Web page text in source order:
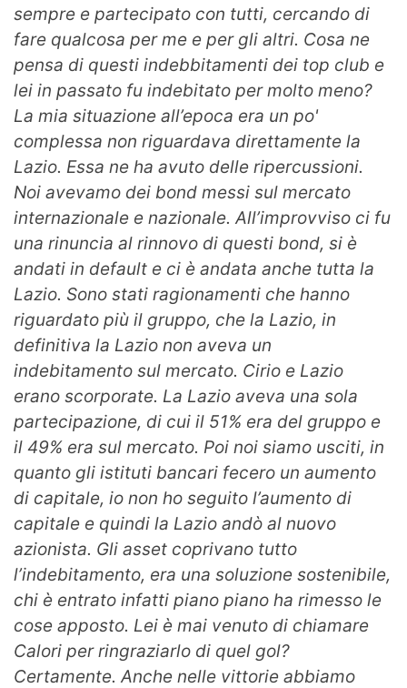
sempre e partecipato con tutti, cercando di
fare qualcosa per me e per gli altri. Cosa ne
pensa di questi indebbitamenti dei top club e
lei in passato fu indebitato per molto meno?
La mia situazione all’epoca era un po'
complessa non riguardava direttamente la
Lazio. Essa ne ha avuto delle ripercussioni.
Noi avevamo dei bond messi sul mercato
internazionale e nazionale. All’improvviso ci fu
una rinuncia al rinnovo di questi bond, si è
andati in default e ci è andata anche tutta la
Lazio. Sono stati ragionamenti che hanno
riguardato più il gruppo, che la Lazio, in
definitiva la Lazio non aveva un
indebitamento sul mercato. Cirio e Lazio
erano scorporate. La Lazio aveva una sola
partecipazione, di cui il 51% era del gruppo e
il 49% era sul mercato. Poi noi siamo usciti, in
quanto gli istituti bancari fecero un aumento
di capitale, io non ho seguito l’aumento di
capitale e quindi la Lazio andò al nuovo
azionista. Gli asset coprivano tutto
l’indebitamento, era una soluzione sostenibile,
chi è entrato infatti piano piano ha rimesso le
cose apposto. Lei è mai venuto di chiamare
Calori per ringraziarlo di quel gol?
Certamente. Anche nelle vittorie abbiamo